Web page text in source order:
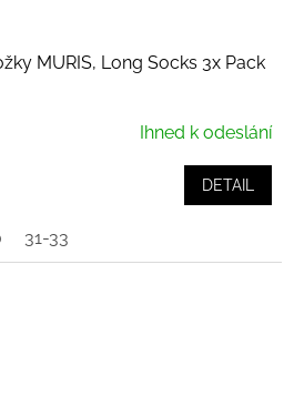
MURIS, Long Socks 3x Pack
Ihned k odeslání
DETAIL
31-33